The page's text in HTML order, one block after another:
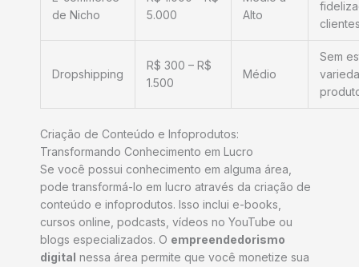
de Nicho
5.000
Alto
Dropshipping
R$ 300 – R$
1.500
Médio
Sem
Criação de Conteúdo e Infoprodutos:
Transformando Conhecimento em Lucro
Se você possui conhecimento em alguma área,
pode transformá-lo em lucro através da criação de
conteúdo e infoprodutos. Isso inclui e-books,
cursos online, podcasts, vídeos no YouTube ou
blogs especializados. O empreendedorismo
digital nessa área permite que você monetize sua